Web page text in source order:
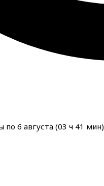
по 6 августа (03 ч 41 мин)